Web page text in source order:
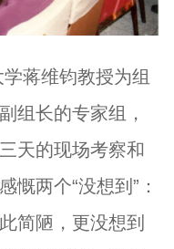
蒋维钧教授为组
组长的专家组，
天的现场考察和
慨两个“没想到”：
简陋，更没想到